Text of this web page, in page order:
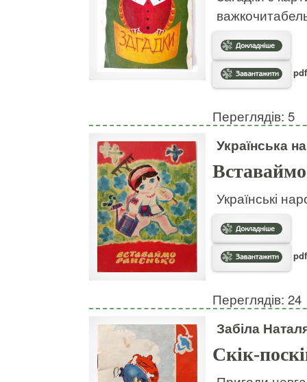
Переглядів: 5
Українська
Українські
Переглядів: 24
Забіла
Скік-